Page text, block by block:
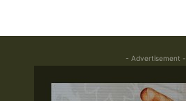
- Advertisement -